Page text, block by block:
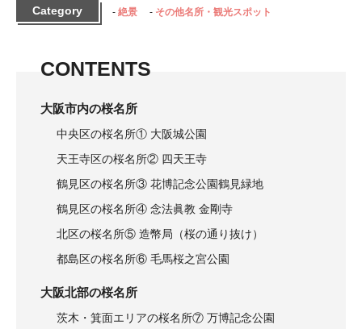
Category 絶景 その他名所・観光スポット
CONTENTS
大阪市内の桜名所
中央区の桜名所① 大阪城公園
天王寺区の桜名所② 四天王寺
鶴見区の桜名所③ 花博記念公園鶴見緑地
鶴見区の桜名所④ 念法眞教 金剛寺
北区の桜名所⑤ 造幣局（桜の通り抜け）
都島区の桜名所⑥ 毛馬桜之宮公園
大阪北部の桜名所
茨木・箕面エリアの桜名所⑦ 万博記念公園